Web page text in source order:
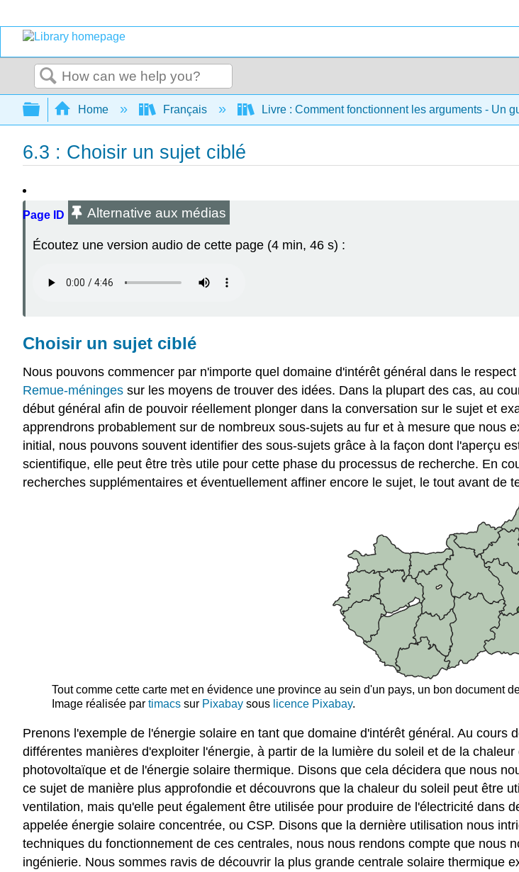
Search
Expand/collapse global hierarchy
Home Français Livre : Comment fonctionnent les arguments - Un
6.3 : Choisir un sujet ciblé
Page ID Alternative aux médias
Écoutez une version audio de cette page (4 min, 46 s) :
Choisir un sujet ciblé
Nous pouvons commencer par n'importe quel domaine d'intérêt général dans le
Remue-méninges sur les moyens de trouver des idées. Dans la plupart des cas, au
début général afin de pouvoir réellement plonger dans la conversation sur le sujet et
apprendrons probablement sur de nombreux sous-sujets au fur et à mesure que nous
initial, nous pouvons souvent identifier des sous-sujets grâce à la façon dont l'aperçu
scientifique, elle peut être très utile pour cette phase du processus de recherche. En
recherches supplémentaires et éventuellement affiner encore le sujet, le tout avant de
Tout comme cette carte met en évidence une province au sein d'un pays, un bon document
Image réalisée partimacs sur Pixabay sous licence Pixabay.
Prenons l'exemple de l'énergie solaire en tant que domaine d'intérêt général. Au
différentes manières d'exploiter l'énergie, à partir de la lumière du soleil et de la
photovoltaïque et de l'énergie solaire thermique. Disons que cela décidera que nous
ce sujet de manière plus approfondie et découvrons que la chaleur du soleil peut être
ventilation, mais qu'elle peut également être utilisée pour produire de l'électricité dans
appelée énergie solaire concentrée, ou CSP. Disons que la dernière utilisation nous
techniques du fonctionnement de ces centrales, nous nous rendons compte que nous
ingénierie. Nous sommes ravis de découvrir la plus grande centrale solaire thermique